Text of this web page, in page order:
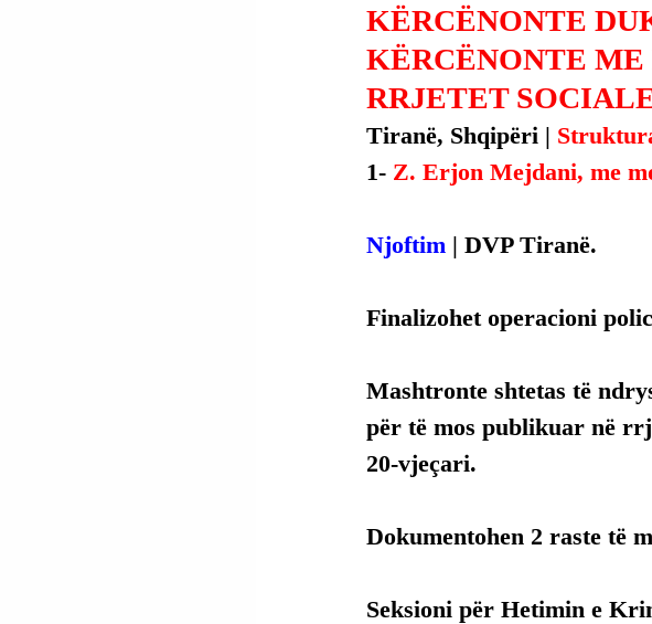
KËRCËNONTE
KËRCËNONTE
RRJETET
Tiranë, Shqipëri |
1- Z. Erjon Mejdani, me
Njoftim | DVP Tiranë.
Finalizohet operacioni
Mashtronte shtetas të
për të mos publikuar në
20-vjeçari.
Dokumentohen 2 raste të
Seksioni për Hetimin e